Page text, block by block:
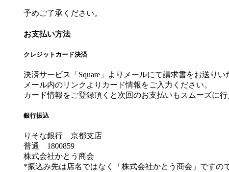
予めご了承ください。
お支払い方法
クレジットカード決済
決済サービス「Square」よりメールにて請求書をお送りい
メール内のリンクよりカード情報をご入力ください。
カード情報をご登録頂くと次回のお支払いもスムーズに行
銀行振込
りそな銀行 京都支店
普通 1800859
株式会社かとう商会
*振込み先は店名ではなく「株式会社かとう商会」ですの